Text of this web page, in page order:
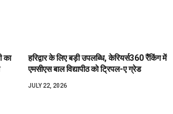
का
हरिद्वार के लिए बड़ी उपलब्धि, केरियर्स360 रैंकिंग में
एमसीएस बाल विद्यापीठ को ट्रिपल-ए ग्रेड
JULY 22, 2026